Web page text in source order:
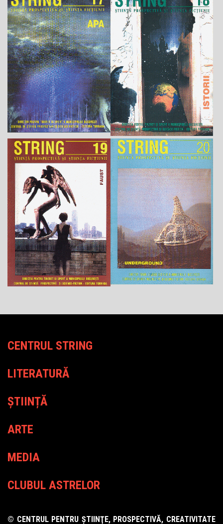
CENTRUL STRING
LITERATURĂ
ȘTIINȚĂ
ARTE
MEDIA
CLUBUL ASTRELOR
© CENTRUL PENTRU ŞTIINŢE, PROSPECTIVĂ, CREATIVITATE